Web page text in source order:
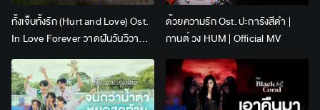
ทั้งเจ็บทั้งรัก (Hurt and Love) Ost.
In Love Forever วาดฝันวันวิวาห์ |
Lingling Kwong x Orm
Kornnaphat | Official Karaoke
ด้วยความรัก Ost. ปะการังสีดำ |
กานต์ วง HUM | Official MV